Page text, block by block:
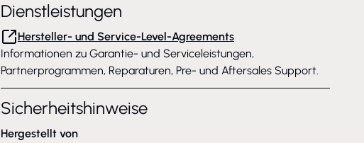
Dienstleistungen
Hersteller- und Service-Level-Agreements
Informationen zu Garantie- und Serviceleistungen,
Partnerprogrammen, Reparaturen, Pre- und Aftersales Support.
Sicherheitshinweise
Hergestellt von